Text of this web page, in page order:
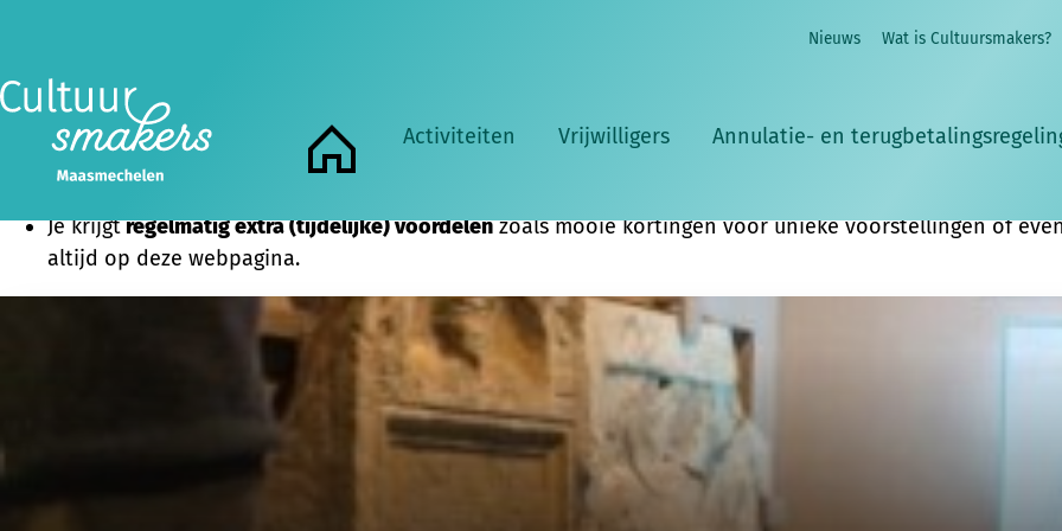
Home
Activiteiten Vrijwilligers Annulatie- en
Nieuws Wat is Cultuursmakers?
Je kan aanalle activiteiten
op de agenda.
Je krijgt minstens 4 keer per jaar onze nieuwsbrief, boordevol
Je krijgtregelmatig extra (tijdelijke) voordelenzoals mooie kortingen voor unieke voorstellingen of
altijd op deze webpagina.